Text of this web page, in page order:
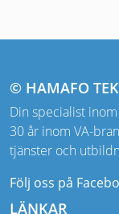
© HAMAFO
Din specialist
30 år inom VA-
tjänster och
Följ oss på
LÄNKAR